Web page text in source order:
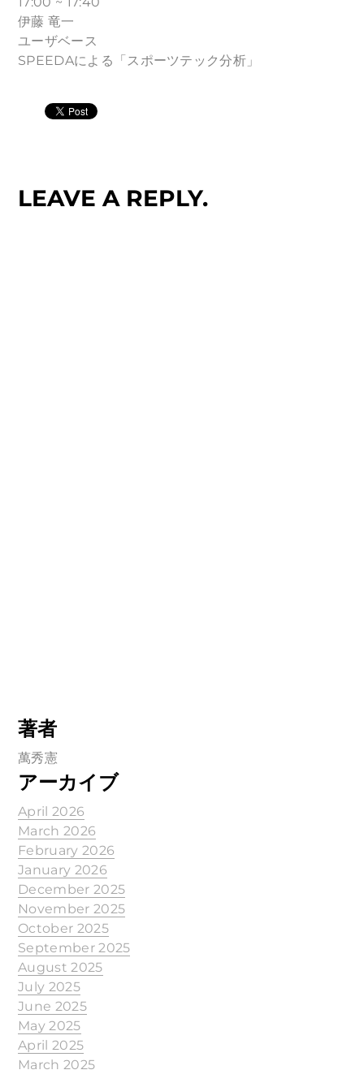
伊藤 竜一
ユーザベース
SPEEDAによる「スポーツテック分析」
LEAVE A REPLY.
著者
萬秀憲
アーカイブ
April 2026
March 2026
February 2026
January 2026
December 2025
November 2025
October 2025
September 2025
August 2025
July 2025
June 2025
May 2025
April 2025
March 2025